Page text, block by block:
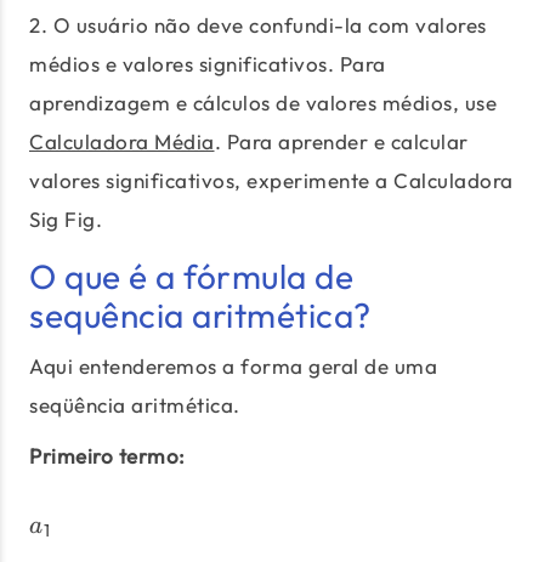
2. O usuário não deve confundi-la com valores
médios e valores significativos. Para
aprendizagem e cálculos de valores médios, use
Calculadora Média. Para aprender e calcular
valores significativos, experimente a Calculadora
Sig Fig.
O que é a fórmula de
sequência aritmética?
Aqui entenderemos a forma geral de uma
seqüência aritmética.
Primeiro termo:
a1